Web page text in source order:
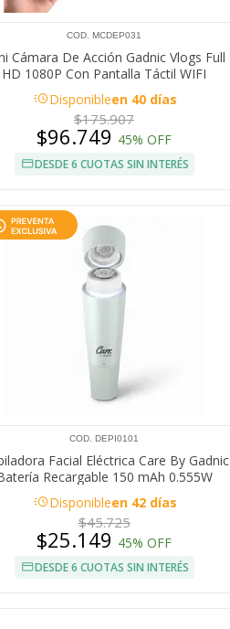
COD. MCDEP031
Cámara De Acción Gadnic Vlogs Full
HD 1080P Con Pantalla Táctil WIFI
acuteDisponibleen 40 días
$175.907
$96.749 45% OFF
DESDE 6 CUOTAS SIN INTERÉS
COD. DEPI0101
Facial Eléctrica Care By Gadnic
Recargable 150 mAh 0.555W
acuteDisponibleen 42 días
$45.725
$25.149 45% OFF
DESDE 6 CUOTAS SIN INTERÉS